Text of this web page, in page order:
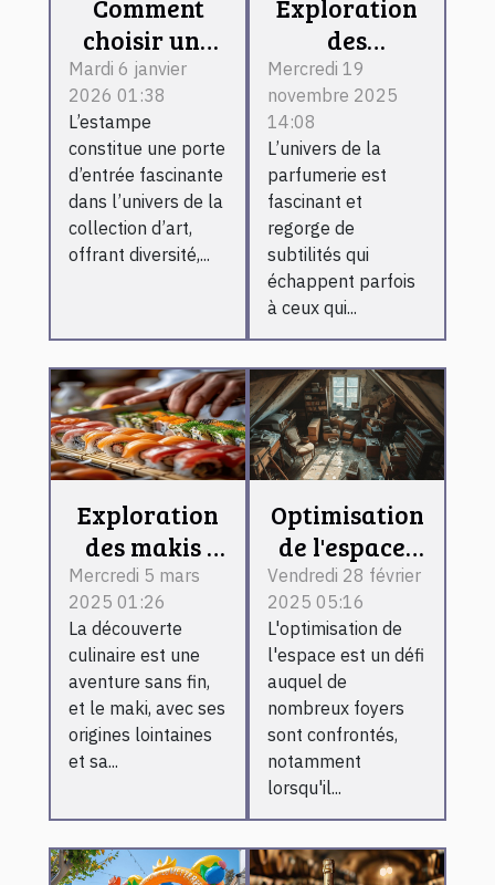
choisir une
estampe
pour débuter
une
collection
d'art ?
Mardi 6 janvier
2026 01:38
L’estampe
constitue une porte
d’entrée fascinante
dans l’univers de la
collection d’art,
offrant diversité,...
des
différences
entre les
types de
parfums
classiques
Mercredi 19
novembre 2025
14:08
L’univers de la
parfumerie est
fascinant et
regorge de
subtilités qui
échappent parfois
à ceux qui...
Exploration
des makis :
ingrédients,
préparation
et conseils
pratiques
Mercredi 5 mars
2025 01:26
La découverte
culinaire est une
aventure sans fin,
et le maki, avec ses
origines lointaines
et sa...
Optimisation
de l'espace :
stratégies
efficaces
pour vider
caves et
greniers
Vendredi 28 février
2025 05:16
L'optimisation de
l'espace est un défi
auquel de
nombreux foyers
sont confrontés,
notamment
lorsqu'il...